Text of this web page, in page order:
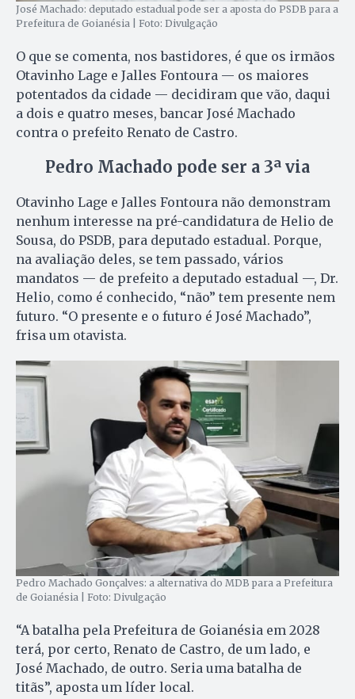
José Machado: deputado estadual pode ser a aposta do PSDB para a
Prefeitura de Goianésia | Foto: Divulgação
O que se comenta, nos bastidores, é que os irmãos
Otavinho Lage e Jalles Fontoura — os maiores
potentados da cidade — decidiram que vão, daqui
a dois e quatro meses, bancar José Machado
contra o prefeito Renato de Castro.
Pedro Machado pode ser a 3ª via
Otavinho Lage e Jalles Fontoura não demonstram
nenhum interesse na pré-candidatura de Helio de
Sousa, do PSDB, para deputado estadual. Porque,
na avaliação deles, se tem passado, vários
mandatos — de prefeito a deputado estadual —, Dr.
Helio, como é conhecido, “não” tem presente nem
futuro. “O presente e o futuro é José Machado”,
frisa um otavista.
Pedro Machado Gonçalves: a alternativa do MDB para a Prefeitura
de Goianésia | Foto: Divulgação
“A batalha pela Prefeitura de Goianésia em 2028
terá, por certo, Renato de Castro, de um lado, e
José Machado, de outro. Seria uma batalha de
titãs”, aposta um líder local.